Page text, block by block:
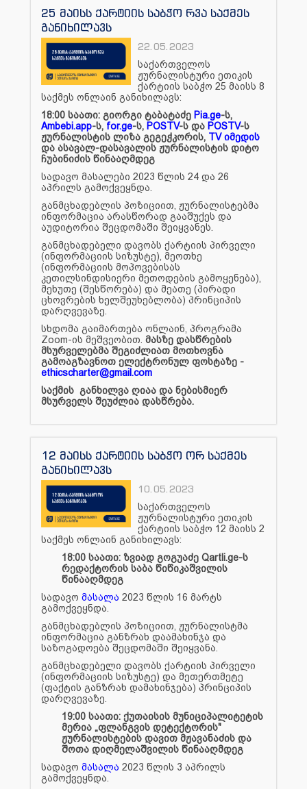
25 მაისს ქარტიის საბჭო რვა საქმეს
განიხილავს
22.05.2023
საქართველოს
ჟურნალისტური ეთიკის
ქარტიის საბჭო 25 მაისს 8
საქმეს ონლაინ განიხილავს:
18:00 საათი: გიორგი ტაბატაძე Pia.ge-ს,
Ambebi.app-ს, for.ge-ს, POSTV-ს და POSTV-ს
ჟურნალისტის ლიზა გეგეჭკორის, TV იმედის
და ასავალ-დასავალის ჟურნალისტის დიტო
ჩუბინიძის წინააღმდეგ
სადავო მასალები 2023 წლის 24 და 26
აპრილს გამოქვეყნდა.
განმცხადებლის პოზიციით, ჟურნალისტებმა
ინფორმაცია არასწორად გააშუქეს და
აუდიტორია შეცდომაში შეიყვანეს.
განმცხადებელი დავობს ქარტიის პირველი
(ინფორმაციის სიზუსტე), მეოთხე
(ინფორმაციის მოპოვებისას
კეთილსინდისიერი მეთოდების გამოყენება),
მეხუთე (შესწორება) და მეათე (პირადი
ცხოვრების ხელშეუხებლობა) პრინციპის
დარღვევაზე.
სხდომა გაიმართება ონლაინ, პროგრამა
Zoom-ის მეშვეობით. მასზე დასწრების
მსურველებმა შეგიძლიათ მოთხოვნა
გამოაგზავნოთ ელექტრონულ ფოსტაზე -
ethicscharter@gmail.com
საქმის განხილვა ღიაა და ნებისმიერ
მსურველს შეუძლია დასწრება.
12 მაისს ქარტიის საბჭო ორ საქმეს
განიხილავს
10.05.2023
საქართველოს
ჟურნალისტური ეთიკის
ქარტიის საბჭო 12 მაისს 2
საქმეს ონლაინ განიხილავს:
18:00 საათი: ზვიად გოგუაძე Qartli.ge-ს
რედაქტორის საბა წიწიკაშვილის
წინააღმდეგ
სადავო მასალა 2023 წლის 16 მარტს
გამოქვეყნდა.
განმცხადებლის პოზიციით, ჟურნალისტმა
ინფორმაცია განზრახ დაამახინჯა და
საზოგადოება შეცდომაში შეიყვანა.
განმცხადებელი დავობს ქარტიის პირველი
(ინფორმაციის სიზუსტე) და მეთერთმეტე
(ფაქტის განზრახ დამახინჯება) პრინციპის
დარღვევაზე.
19:00 საათი: ქუთაისის მუნიციპალიტეტის
მერია „ფლანგვის დეტექტორის"
ჟურნალისტების დავით მჟავანაძის და
შოთა დიღმელაშვილის წინააღმდეგ
სადავო მასალა 2023 წლის 3 აპრილს
გამოქვეყნდა.